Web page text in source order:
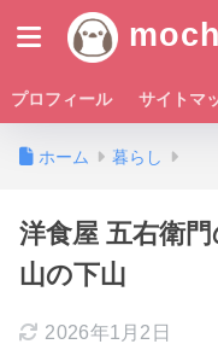
プロフィール サイトマ
ホーム 暮らし
洋食屋 五右衛
山の下山
2026年1月2日